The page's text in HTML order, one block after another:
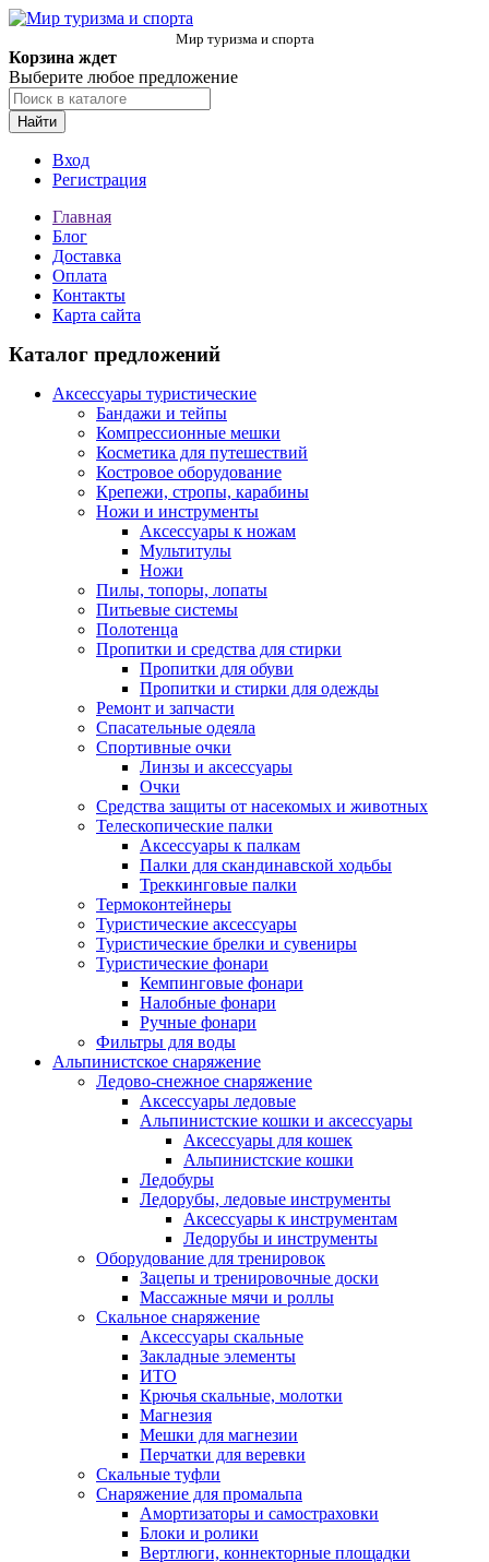
Мир туризма и спорта
Корзина ждет
Выберите любое предложение
Найти
Вход
Регистрация
Главная
Блог
Доставка
Оплата
Контакты
Карта сайта
Каталог предложений
Аксессуары туристические
Бандажи и тейпы
Компрессионные мешки
Косметика для путешествий
Костровое оборудование
Крепежи, стропы, карабины
Ножи и инструменты
Аксессуары к ножам
Мультитулы
Ножи
Пилы, топоры, лопаты
Питьевые системы
Полотенца
Пропитки и средства для стирки
Пропитки для обуви
Пропитки и стирки для одежды
Ремонт и запчасти
Спасательные одеяла
Спортивные очки
Линзы и аксессуары
Очки
Средства защиты от насекомых и животных
Телескопические палки
Аксессуары к палкам
Палки для скандинавской ходьбы
Треккинговые палки
Термоконтейнеры
Туристические аксессуары
Туристические брелки и сувениры
Туристические фонари
Кемпинговые фонари
Налобные фонари
Ручные фонари
Фильтры для воды
Альпинистское снаряжение
Ледово-снежное снаряжение
Аксессуары ледовые
Альпинистские кошки и аксессуары
Аксессуары для кошек
Альпинистские кошки
Ледобуры
Ледорубы, ледовые инструменты
Аксессуары к инструментам
Ледорубы и инструменты
Оборудование для тренировок
Зацепы и тренировочные доски
Массажные мячи и роллы
Скальное снаряжение
Аксессуары скальные
Закладные элементы
ИТО
Крючья скальные, молотки
Магнезия
Мешки для магнезии
Перчатки для веревки
Скальные туфли
Снаряжение для промальпа
Амортизаторы и самостраховки
Блоки и ролики
Вертлюги, коннекторные площадки